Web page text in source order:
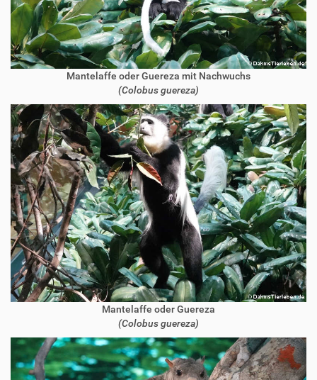
Mantelaffe oder Guereza mit Nachwuchs
(Colobus guereza)
Mantelaffe oder Guereza
(Colobus guereza)